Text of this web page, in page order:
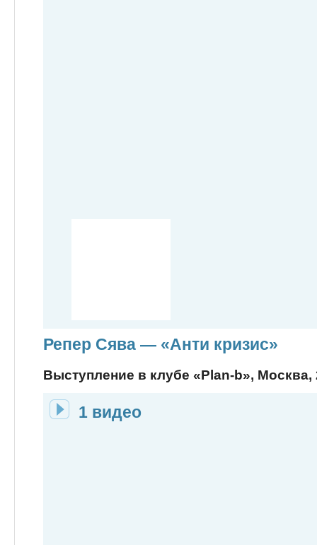
Репер Сява — «Анти кризис»
Выступление в клубе «Plan-b», Москва,
1 видео